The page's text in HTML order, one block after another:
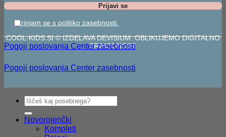
Strinjam se s politiko zasebnosti.
COOL-KIDS.SI © IZDELAVA DEVISIUM. OBLIKUJEMO DIGITALNO
PRIHODNOST.
Pogoji poslovanja Center zasebnosti
Pogoji poslovanja Center zasebnosti
Išči:
Novorojenčki
Kompleti